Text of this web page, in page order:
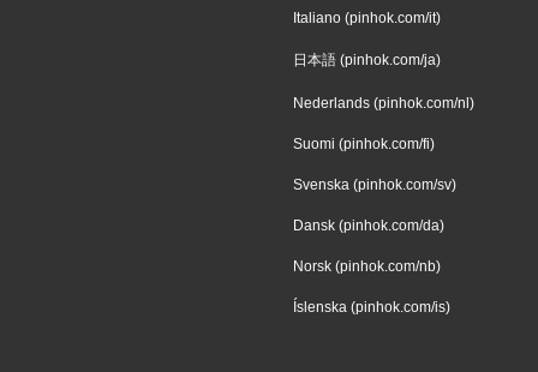
Italiano (pinhok.com/it)
日本語 (pinhok.com/ja)
Nederlands (pinhok.com/nl)
Suomi (pinhok.com/fi)
Svenska (pinhok.com/sv)
Dansk (pinhok.com/da)
Norsk (pinhok.com/nb)
Íslenska (pinhok.com/is)